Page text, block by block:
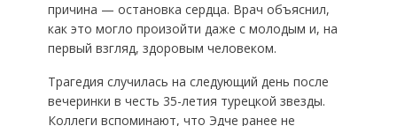
причина — остановка сердца. Врач объяснил,
как это могло произойти даже с молодым и, на
первый взгляд, здоровым человеком.
Трагедия случилась на следующий день после
вечеринки в честь 35-летия турецкой звезды.
Коллеги вспоминают, что Эдче ранее не